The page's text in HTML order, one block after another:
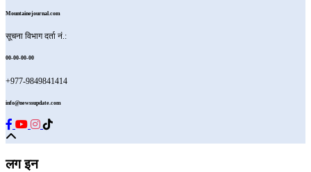
Mountainejournal.com
सूचना विभाग दर्ता नं.:
00-00-00-00
+977-9849841414
info@newssupdate.com
लग इन